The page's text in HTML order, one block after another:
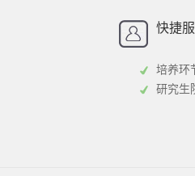
招办快捷
培养环
研究生